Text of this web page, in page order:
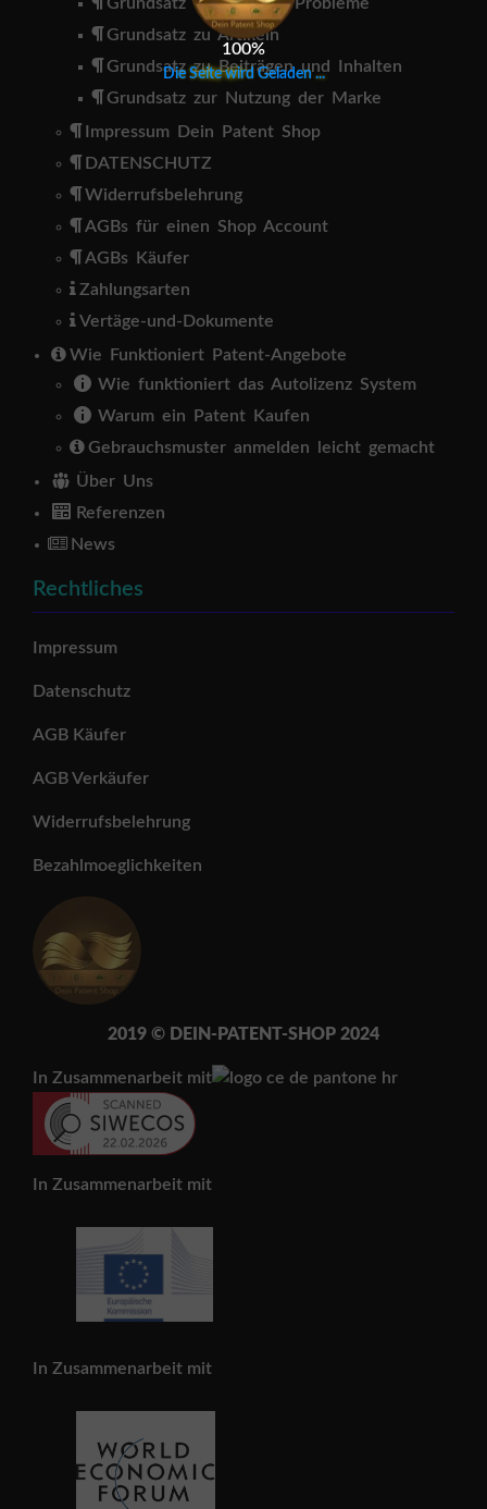
100%
Die Seite wird Geladen ...
Grundsatz zu Artikeln
Grundsatz zu Beiträgen und Inhalten
Grundsatz zur Nutzung der Marke
Impressum Dein Patent Shop
DATENSCHUTZ
Widerrufsbelehrung
AGBs für einen Shop Account
AGBs Käufer
Zahlungsarten
Vertäge-und-Dokumente
Wie Funktioniert Patent-Angebote
Wie funktioniert das Autolizenz System
Warum ein Patent Kaufen
Gebrauchsmuster anmelden leicht gemacht
Über Uns
Referenzen
News
Rechtliches
Impressum
Datenschutz
AGB Käufer
AGB Verkäufer
Widerrufsbelehrung
Bezahlmoeglichkeiten
2019 © DEIN-PATENT-SHOP 2024
In Zusammenarbeit mit
In Zusammenarbeit mit
In Zusammenarbeit mit